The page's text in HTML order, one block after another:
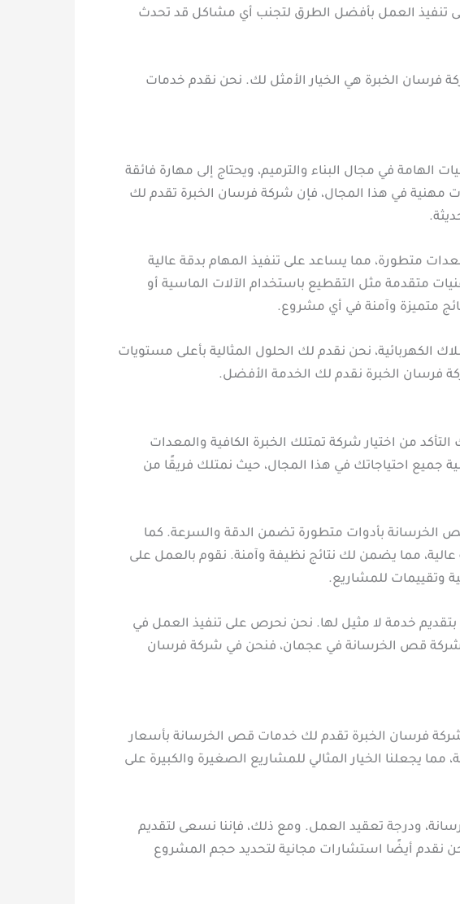
تنفيذ العمل بأفضل الطرق لتجنب أي مشاكل قد تحدث
فرسان الخبرة هي الخيار الأمثل لك. نحن نقدم خدمات
في مجال البناء والترميم، ويحتاج إلى مهارة فائقة
في هذا المجال، فإن شركة فرسان الخبرة تقدم لك
متطورة، مما يساعد على تنفيذ المهام بدقة عالية
متقدمة مثل التقطيع باستخدام الآلات الماسية أو
متميزة وآمنة في أي مشروع.
الكهربائية، نحن نقدم لك الحلول المثالية بأعلى مستويات
فرسان الخبرة نقدم لك الخدمة الأفضل.
من اختيار شركة تمتلك الخبرة الكافية والمعدات
جميع احتياجاتك في هذا المجال، حيث نمتلك فريقًا من
الخرسانة بأدوات متطورة تضمن الدقة والسرعة. كما
مما يضمن لك نتائج نظيفة وآمنة. نقوم بالعمل على
وتقييمات للمشاريع.
خدمة لا مثيل لها. نحن نحرص على تنفيذ العمل في
شركة قص الخرسانة في عجمان، فنحن في شركة فرسان
فرسان الخبرة تقدم لك خدمات قص الخرسانة بأسعار
يجعلنا الخيار المثالي للمشاريع الصغيرة والكبيرة على
ودرجة تعقيد العمل. ومع ذلك، فإننا نسعى لتقديم
نحن نقدم أيضًا استشارات مجانية لتحديد حجم المشروع